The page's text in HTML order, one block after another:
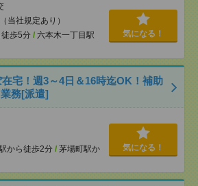
当社規定あり）
歩5分 / 六本木一丁目駅
気になる！
宅！週3～4日＆16時迄OK！補助
務[派遣]
から徒歩2分 / 茅場町駅か
気になる！